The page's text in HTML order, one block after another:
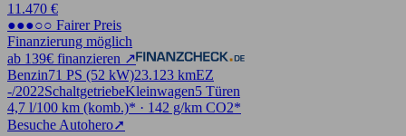
11.470 €
●●●○○ Fairer Preis
Finanzierung möglich
ab 139€ finanzieren ↗
Benzin71 PS (52 kW)23.123 kmEZ
-/2022SchaltgetriebeKleinwagen5 Türen
4,7 l/100 km (komb.)* · 142 g/km CO2*
Besuche Autohero➚